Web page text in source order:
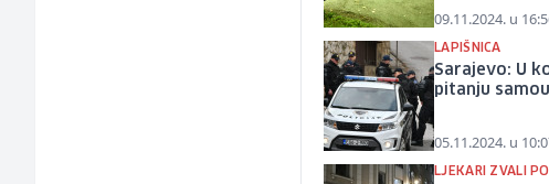
09.11.2024. u
LAPIŠNICA
Sarajevo: U
pitanju
05.11.2024. u
LJEKARI ZVALI